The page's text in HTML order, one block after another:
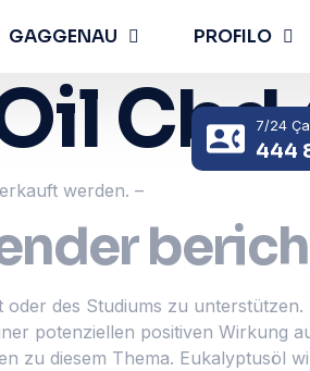
GAGGENAU PROFILO
7/24
444
werden. –
des Studiums zu unterstützen.
potenziellen positiven Wirkung
zu diesem Thema. Eukalyptusöl